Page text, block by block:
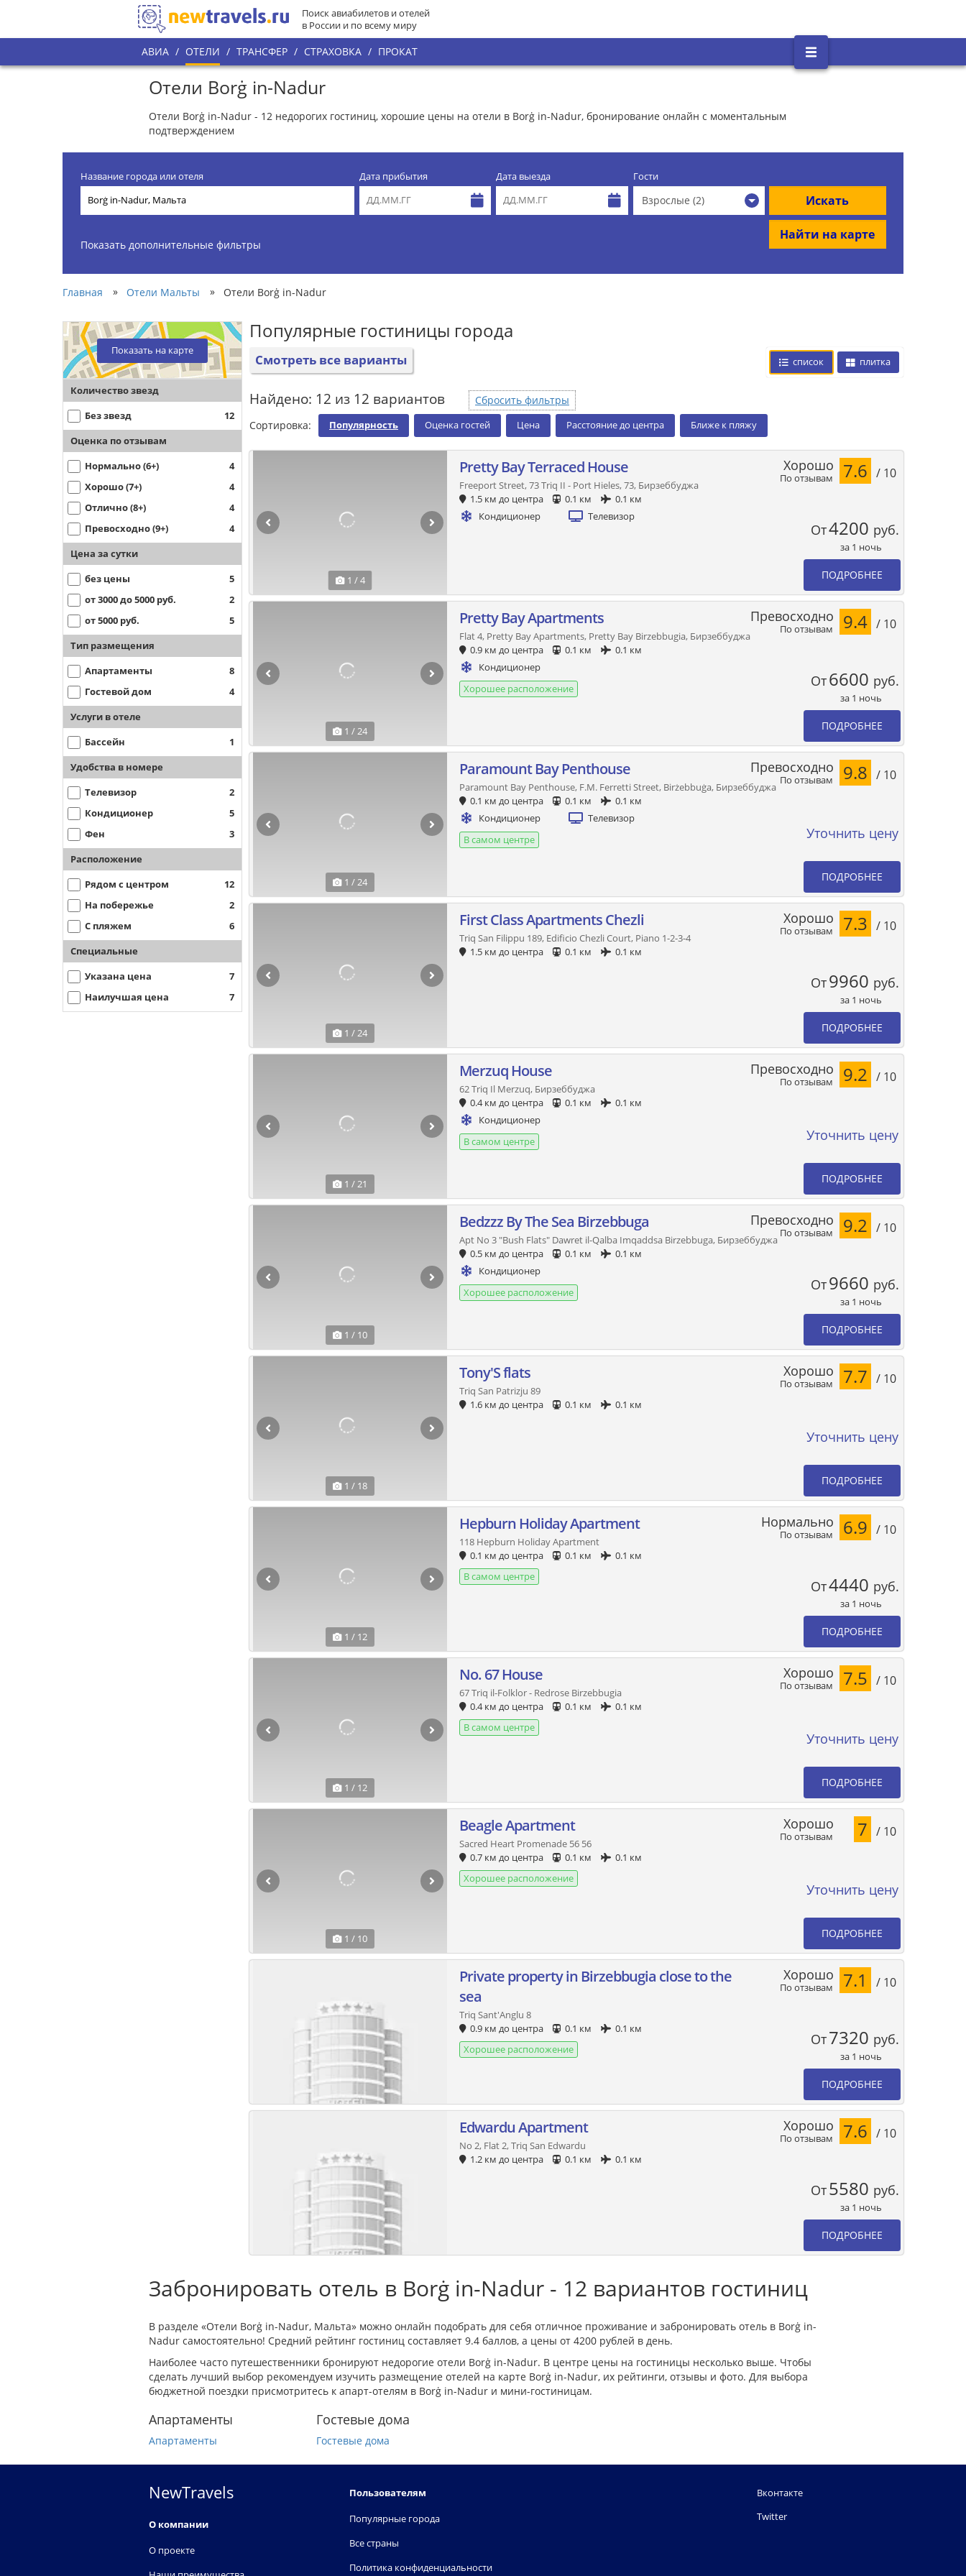
Поиск авиабилетов и отелей
в России и по всему миру
АВИА / ОТЕЛИ / ТРАНСФЕР / СТРАХОВКА / ПРОКАТ
Отели Borġ in-Nadur
Отели Borġ in-Nadur - 12 недорогих гостиниц, хорошие цены на отели в Borġ in-Nadur, бронирование онлайн с моментальным
подтверждением
Название города или отеля Дата прибытия Дата выезда Гости
Взрослые (2) Искать
Найти на карте
Показать дополнительные фильтры
Главная » Отели Мальты » Отели Borġ in-Nadur
Показать на карте
Количество звезд
Без звезд 12
Оценка по отзывам
Нормально (6+)
4
Хорошо (7+)
4
Отлично (8+)
4
Превосходно (9+)
4
Цена за сутки
без цены
5
от 3000 до 5000 руб.
2
от 5000 руб.
5
Тип размещения
Апартаменты
8
Гостевой дом
4
Услуги в отеле
Бассейн 1
Удобства в номере
Телевизор
2
Кондиционер
5
Фен
3
Расположение
Рядом с центром
12
На побережье
2
С пляжем
6
Специальные
Указана цена
7
Наилучшая цена
7
Популярные гостиницы города
Смотреть все варианты список плитка
Найдено: 12 из 12 вариантов
Сбросить фильтры
Сортировка:
Популярность Оценка гостей Цена Расстояние до центра Ближе к пляжу
1 / 4
Pretty Bay Terraced House
Freeport Street, 73 Triq II - Port Hieles, 73, Бирзеббуджа
1.5 км до центра
0.1 км
0.1 км
Кондиционер
Телевизор
По отзывам
Хорошо 7.6 / 10
От4200 руб.
за 1 ночь
ПОДРОБНЕЕ
1 / 24
Pretty Bay Apartments
Flat 4, Pretty Bay Apartments, Pretty Bay Birzebbugia, Бирзеббуджа
0.9 км до центра
0.1 км
0.1 км
Кондиционер
Хорошее расположение
По отзывам
Превосходно 9.4 / 10
От6600 руб.
за 1 ночь
ПОДРОБНЕЕ
1 / 24
Paramount Bay Penthouse
Paramount Bay Penthouse, F.M. Ferretti Street, Birżebbuġa, Бирзеббуджа
0.1 км до центра
0.1 км
0.1 км
Кондиционер
Телевизор
В самом центре
По отзывам
Превосходно 9.8 / 10
Уточнить цену
ПОДРОБНЕЕ
1 / 24
First Class Apartments Chezli
Triq San Filippu 189, Edificio Chezli Court, Piano 1-2-3-4
1.5 км до центра
0.1 км 0.1 км
По отзывам
Хорошо 7.3 / 10
От9960 руб.
за 1 ночь
ПОДРОБНЕЕ
1 / 21
Merzuq House
62 Triq Il Merzuq, Бирзеббуджа
0.4 км до центра
0.1 км
0.1 км
Кондиционер
В самом центре
По отзывам
Превосходно 9.2 / 10
Уточнить цену
ПОДРОБНЕЕ
1 / 10
Bedzzz By The Sea Birzebbuga
Apt No 3 "Bush Flats" Dawret il-Qalba Imqaddsa Birzebbuga, Бирзеббуджа
0.5 км до центра
0.1 км
0.1 км
Кондиционер
Хорошее расположение
По отзывам
Превосходно 9.2 / 10
От9660 руб.
за 1 ночь
ПОДРОБНЕЕ
1 / 18
Tony'S flats
Triq San Patrizju 89
1.6 км до центра
0.1 км 0.1 км
По отзывам
Хорошо 7.7 / 10
Уточнить цену
ПОДРОБНЕЕ
1 / 12
Hepburn Holiday Apartment
118 Hepburn Holiday Apartment
0.1 км до центра
0.1 км
0.1 км
В самом центре
По отзывам
Нормально 6.9 / 10
От4440 руб.
за 1 ночь
ПОДРОБНЕЕ
1 / 12
No. 67 House
67 Triq il-Folklor - Redrose Birzebbugia
0.4 км до центра
0.1 км
0.1 км
В самом центре
По отзывам
Хорошо 7.5 / 10
Уточнить цену
ПОДРОБНЕЕ
1 / 10
Beagle Apartment
Sacred Heart Promenade 56 56
0.7 км до центра
0.1 км
0.1 км
Хорошее расположение
По отзывам
Хорошо 7 / 10
Уточнить цену
ПОДРОБНЕЕ
Private property in Birzebbugia close to the
sea
Triq Sant'Anglu 8
0.9 км до центра
0.1 км
0.1 км
Хорошее расположение
По отзывам
Хорошо 7.1 / 10
От7320 руб.
за 1 ночь
ПОДРОБНЕЕ
Edwardu Apartment
No 2, Flat 2, Triq San Edwardu
1.2 км до центра
0.1 км 0.1 км
По отзывам
Хорошо 7.6 / 10
От5580 руб.
за 1 ночь
ПОДРОБНЕЕ
Забронировать отель в Borġ in-Nadur - 12 вариантов гостиниц
В разделе «Отели Borġ in-Nadur, Мальта» можно онлайн подобрать для себя отличное проживание и забронировать отель в Borġ in-
Nadur самостоятельно! Средний рейтинг гостиниц составляет 9.4 баллов, а цены от 4200 рублей в день.
Наиболее часто путешественники бронируют недорогие отели Borġ in-Nadur. В центре цены на гостиницы несколько выше. Чтобы
сделать лучший выбор рекомендуем изучить размещение отелей на карте Borġ in-Nadur, их рейтинги, отзывы и фото. Для выбора
бюджетной поездки присмотритесь к апарт-отелям в Borġ in-Nadur и мини-гостиницам.
Апартаменты
Апартаменты
Гостевые дома
Гостевые дома
NewTravels
О компании
О проекте
Пользователям
Популярные города
Все страны
Политика конфиденциальности
Вконтакте
Twitter